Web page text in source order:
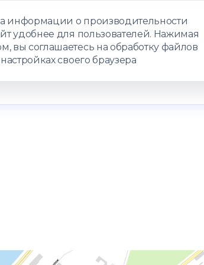
информации о производительности
удобнее для пользователей. Нажимая
вы соглашаетесь на обработку файлов
своего браузера
ЗАПИСАТЬСЯ